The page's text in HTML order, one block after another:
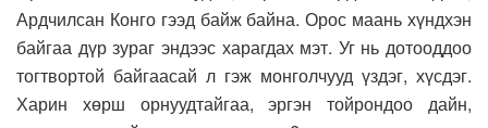
Ардчилсан Конго гээд байж байна. Орос маань хүндхэн
байгаа дүр зураг эндээс харагдах мэт. Уг нь дотооддоо
тогтвортой байгаасай л гэж монголчууд үздэг, хүсдэг.
Харин хөрш орнуудтайгаа, эргэн тойрондоо дайн,